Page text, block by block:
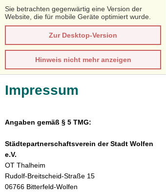
Sie betrachten gegenwärtig eine Version der
Website, die für mobile Geräte optimiert wurde.
Zur Desktop-Version
Hinweis nicht mehr anzeigen
Impressum
Angaben gemäß § 5 TMG:
Städtepartnerschaftsverein der Stadt Wolfen
e.V.
OT Thalheim
Rudolf-Breitscheid-Straße 15
06766 Bitterfeld-Wolfen